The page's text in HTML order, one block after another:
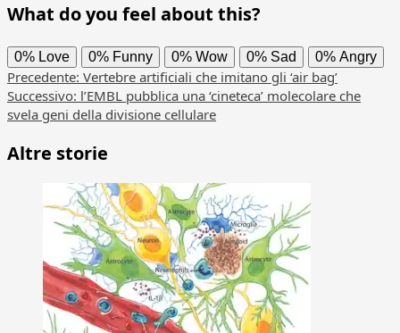
What do you feel about this?
0% Love 0% Funny 0% Wow 0% Sad 0% Angry
Navigazione
articolo
Precedente: Vertebre artificiali che imitano gli ‘air bag’
Successivo: l’EMBL pubblica una ‘cineteca’ molecolare che
svela geni della divisione cellulare
Altre storie